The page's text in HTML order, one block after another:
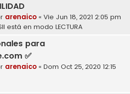
arenaico « Vie Jun 18, 2021 2:05 pm
está en modo LECTURA
para
✅
arenaico « Dom Oct 25, 2020 12:15